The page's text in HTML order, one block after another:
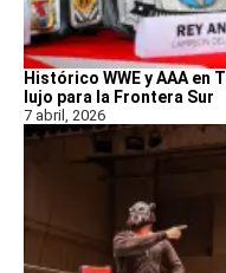
Histórico WWE y AAA en
lujo para la Frontera Sur
7 abril, 2026